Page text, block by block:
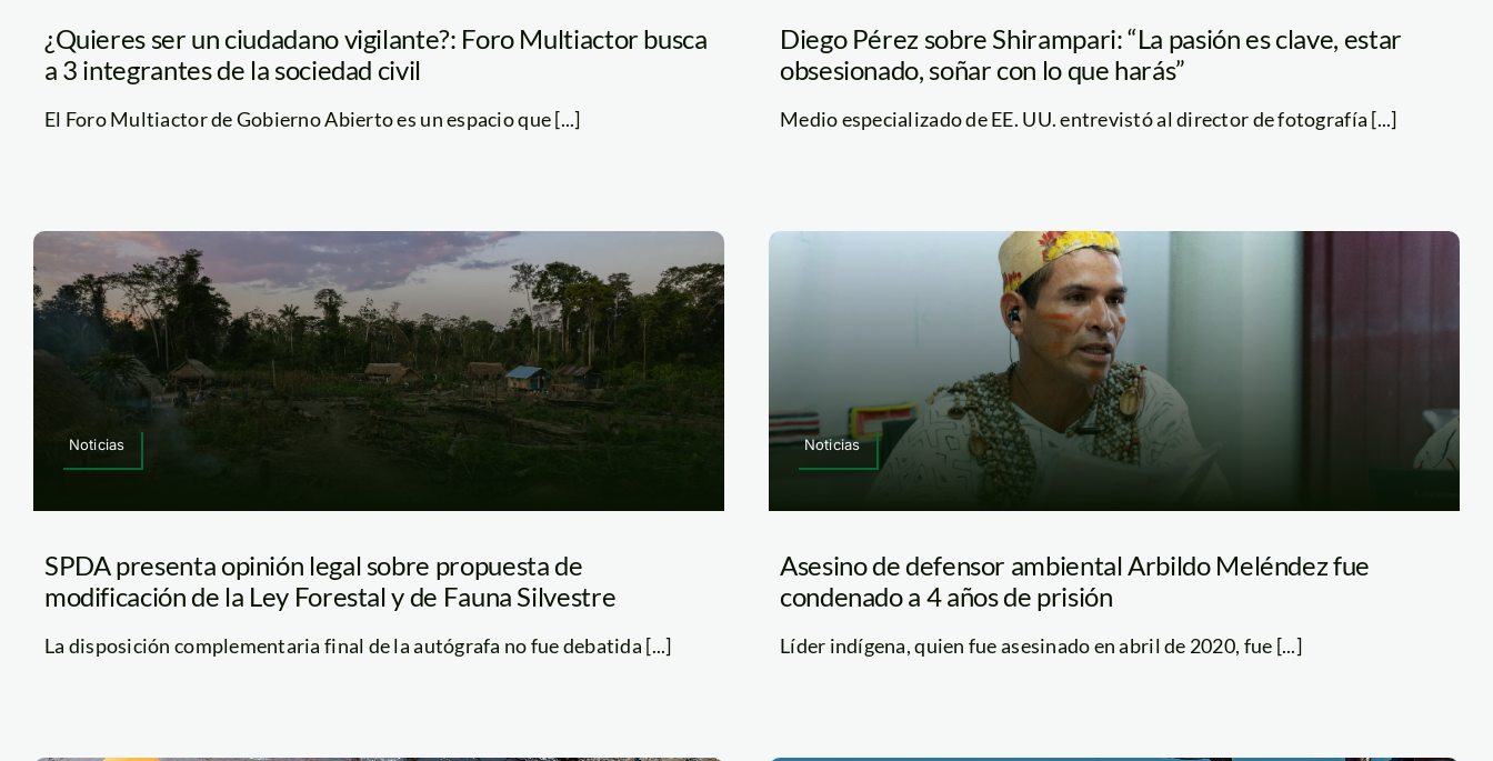
¿Quieres ser un ciudadano vigilante?: Foro Multiactor busca
a 3 integrantes de la sociedad civil
El Foro Multiactor de Gobierno Abierto es un espacio que [...]
Diego Pérez sobre Shirampari: “La pasión es clave, estar
obsesionado, soñar con lo que harás”
Medio especializado de EE. UU. entrevistó al director de fotografía [...]
Noticias
SPDA presenta opinión legal sobre propuesta de
modificación de la Ley Forestal y de Fauna Silvestre
La disposición complementaria final de la autógrafa no fue debatida [...]
Noticias
Asesino de defensor ambiental Arbildo Meléndez fue
condenado a 4 años de prisión
Líder indígena, quien fue asesinado en abril de 2020, fue [...]